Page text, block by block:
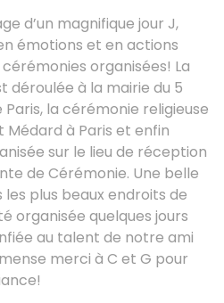
d’un magnifique jour J,
émotions et en actions
organisées! La
déroulée à la mairie du 5
la cérémonie religieuse
Médard à Paris et enfin
sur le lieu de réception
de Cérémonie. Une belle
plus beaux endroits de
organisée quelques jours
au talent de notre ami
merci à C et G pour